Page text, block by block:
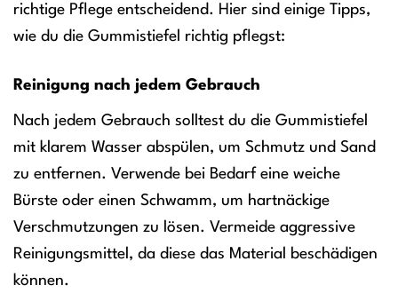
richtige Pflege entscheidend. Hier sind einige Tipps,
wie du die Gummistiefel richtig pflegst:
Reinigung nach jedem Gebrauch
Nach jedem Gebrauch solltest du die Gummistiefel
mit klarem Wasser abspülen, um Schmutz und Sand
zu entfernen. Verwende bei Bedarf eine weiche
Bürste oder einen Schwamm, um hartnäckige
Verschmutzungen zu lösen. Vermeide aggressive
Reinigungsmittel, da diese das Material beschädigen
können.